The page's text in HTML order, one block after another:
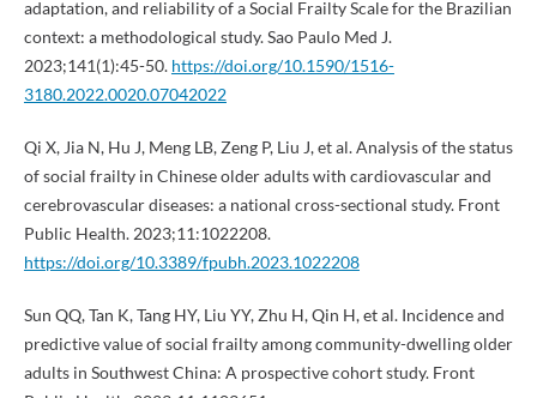
adaptation, and reliability of a Social Frailty Scale for the Brazilian
context: a methodological study. Sao Paulo Med J.
2023;141(1):45-50. https://doi.org/10.1590/1516-
3180.2022.0020.07042022
Qi X, Jia N, Hu J, Meng LB, Zeng P, Liu J, et al. Analysis of the status
of social frailty in Chinese older adults with cardiovascular and
cerebrovascular diseases: a national cross-sectional study. Front
Public Health. 2023;11:1022208.
https://doi.org/10.3389/fpubh.2023.1022208
Sun QQ, Tan K, Tang HY, Liu YY, Zhu H, Qin H, et al. Incidence and
predictive value of social frailty among community-dwelling older
adults in Southwest China: A prospective cohort study. Front